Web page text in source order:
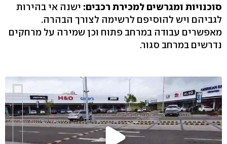
סוכנויות ומגרשים למכירת רכבים: ישנה אי בהירות
לגביהם ויש להוסיפם לרשימה לצורך הבהרה.
מאפשרים עבודה במרחב פתוח וכן שמירה על מרחקים
נדרשים במרחב סגור.